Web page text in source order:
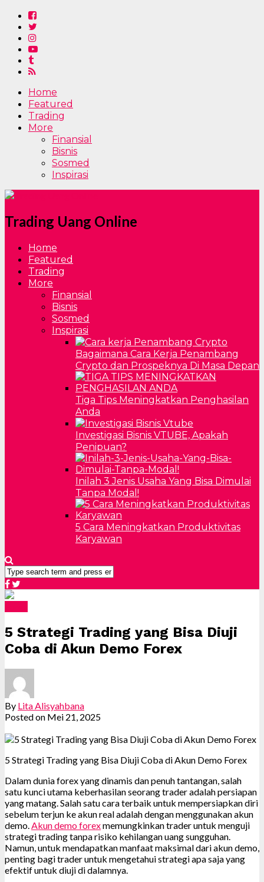
Home
Featured
Trading
More
Finansial
Bisnis
Sosmed
Inspirasi
Trading Uang Online
Home
Featured
Trading
More
Finansial
Bisnis
Sosmed
Inspirasi
Bagaimana Cara Kerja Penambang
Crypto dan Prospeknya Di Masa Depan
Tiga Tips Meningkatkan Penghasilan
Anda
Investigasi Bisnis VTUBE, Apakah
Penipuan?
Inilah 3 Jenis Usaha Yang Bisa Dimulai
Tanpa Modal!
5 Cara Meningkatkan Produktivitas
Karyawan
5 Strategi Trading yang Bisa Diuji
Coba di Akun Demo Forex
By Lita Alisyahbana
Posted on Mei 21, 2025
5 Strategi Trading yang Bisa Diuji Coba di Akun Demo Forex
Dalam dunia forex yang dinamis dan penuh tantangan, salah
satu kunci utama keberhasilan seorang trader adalah persiapan
yang matang. Salah satu cara terbaik untuk mempersiapkan diri
sebelum terjun ke akun real adalah dengan menggunakan akun
demo. Akun demo forexmemungkinkan trader untuk menguji
strategi trading tanpa risiko kehilangan uang sungguhan.
Namun, untuk mendapatkan manfaat maksimal dari akun demo,
penting bagi trader untuk mengetahui strategi apa saja yang
efektif untuk diuji di dalamnya.